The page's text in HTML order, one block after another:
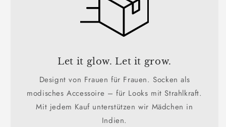
Let it glow. Let it grow.
Designt von Frauen für Frauen. Socken als
modisches Accessoire – für Looks mit Strahlkraft.
Mit jedem Kauf unterstützen wir Mädchen in
Indien.